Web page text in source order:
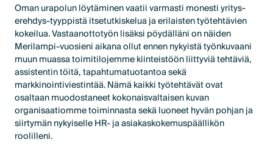
Oman urapolun löytäminen vaatii varmasti monesti yritys-
erehdys-tyyppistä itsetutkiskelua ja erilaisten työtehtävien
kokeilua. Vastaanottotyön lisäksi pöydälläni on näiden
Merilampi-vuosieni aikana ollut ennen nykyistä työnkuvaani
muun muassa toimitilojemme kiinteistöön liittyviä tehtäviä,
assistentin töitä, tapahtumatuotantoa sekä
markkinointiviestintää. Nämä kaikki työtehtävät ovat
osaltaan muodostaneet kokonaisvaltaisen kuvan
organisaatiomme toiminnasta sekä luoneet hyvän pohjan ja
siirtymän nykyiselle HR- ja asiakaskokemuspäällikön
roolilleni.